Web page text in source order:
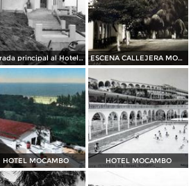
Entrada principal al Hotel Mocambo ESCENA CALLEJERA MOCAMBO
HOTEL MOCAMBO HOTEL MOCAMBO